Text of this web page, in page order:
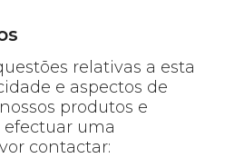
relativas a esta
e aspectos de
produtos e
efectuar uma
contactar: